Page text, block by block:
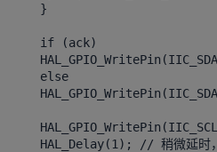
}
if (ack)
else
HAL_Delay(1); // 稍微延时